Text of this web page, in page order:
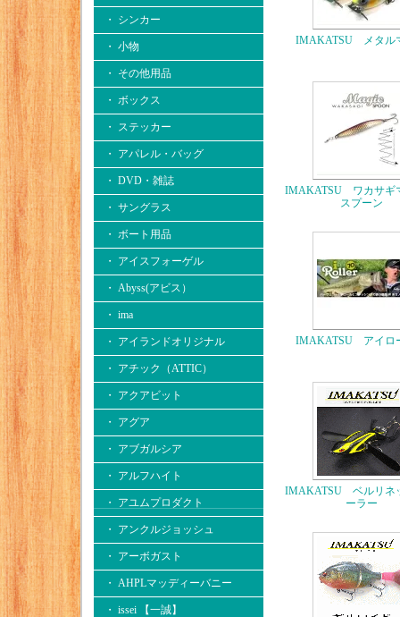
・ シンカー
・ 小物
・ その他用品
・ ボックス
・ ステッカー
・ アパレル・バッグ
・ DVD・雑誌
・ サングラス
・ ボート用品
・ アイスフォーゲル
・ Abyss(アビス）
・ ima
・ アイランドオリジナル
・ アチック（ATTIC）
・ アクアビット
・ アグア
・ アブガルシア
・ アルフハイト
・ アユムプロダクト
・ アンクルジョッシュ
・ アーボガスト
・ AHPLマッディーバニー
・ issei 【一誠】
IMAKATSU メタル
IMAKATSU ワカサギ
スプーン
IMAKATSU アイロ
IMAKATSU ベルリネ
ーラー